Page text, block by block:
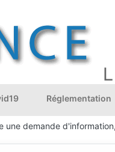
Réglementation
une demande